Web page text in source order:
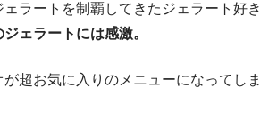
ラートを制覇してきたジェラート好き
ジェラートには感激。
超お気に入りのメニューになってしま